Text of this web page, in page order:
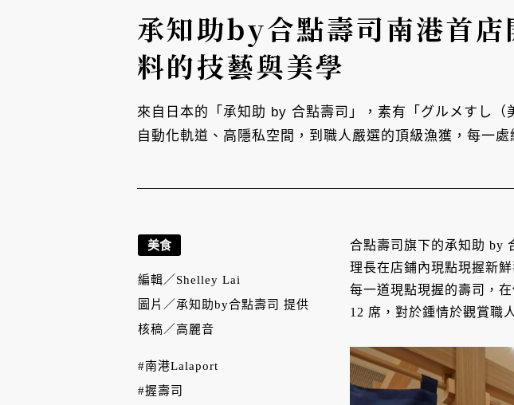
承知助by合點壽司南港首
料的技藝與美學
來自日本的「承知助 by 合點壽司」，素有「グルメすし
自動化軌道、高隱私空間，到職人嚴選的頂級漁獲，每一
合點壽司旗下的承知助 by
理長在店鋪內現點現握新
每一道現點現握的壽司，
12 席，對於鍾情於觀賞職
美食
編輯／ Shelley Lai
圖片／ 承知助by合點壽司 提供
核稿／高麗音
#南港Lalaport
#握壽司